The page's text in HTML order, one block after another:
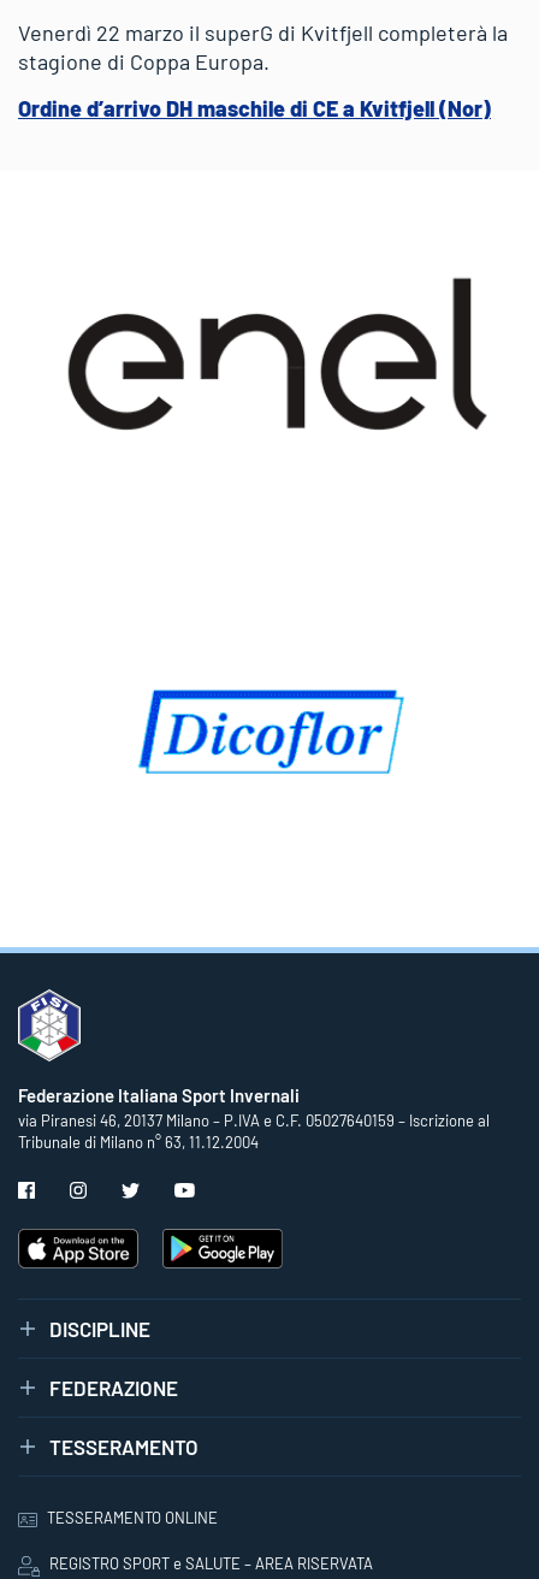
Venerdì 22 marzo il superG di Kvitfjell completerà la
stagione di Coppa Europa.
Ordine d’arrivo DH maschile di CE a Kvitfjell (Nor)
Federazione Italiana Sport Invernali
via Piranesi 46, 20137 Milano – P.IVA e C.F. 05027640159 – Iscrizione al
Tribunale di Milano n° 63, 11.12.2004
DISCIPLINE
FEDERAZIONE
TESSERAMENTO
TESSERAMENTO ONLINE
REGISTRO SPORT e SALUTE – AREA RISERVATA